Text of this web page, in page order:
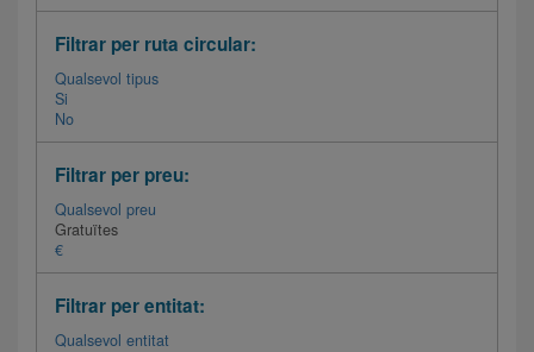
Filtrar per ruta circular:
Qualsevol tipus
Si
No
Filtrar per preu:
Qualsevol preu
Gratuïtes
€
Filtrar per entitat:
Qualsevol entitat